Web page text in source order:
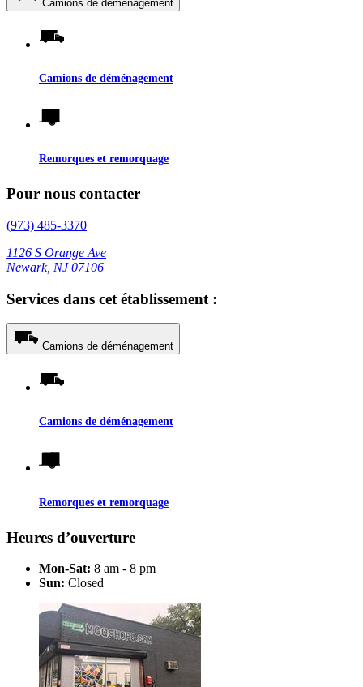
Camions de déménagement
Camions de déménagement
Remorques et remorquage
Pour nous contacter
(973) 485-3370
1126 S Orange Ave
Newark, NJ 07106
Services dans cet établissement :
Camions de déménagement
Camions de déménagement
Remorques et remorquage
Heures d’ouverture
Mon-Sat: 8 am - 8 pm
Sun: Closed